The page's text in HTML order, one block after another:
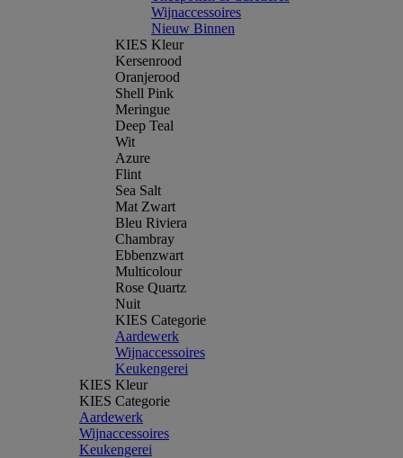
Wijnaccessoires
Nieuw Binnen
KIES Kleur
Kersenrood
Oranjerood
Shell Pink
Meringue
Deep Teal
Wit
Azure
Flint
Sea Salt
Mat Zwart
Bleu Riviera
Chambray
Ebbenzwart
Multicolour
Rose Quartz
Nuit
KIES Categorie
Aardewerk
Wijnaccessoires
Keukengerei
KIES Kleur
KIES Categorie
Aardewerk
Wijnaccessoires
Keukengerei